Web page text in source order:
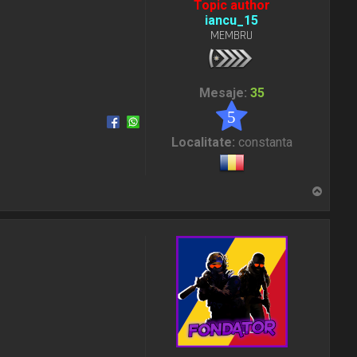
Topic author
iancu_15
MEMBRU
Mesaje: 35
5
Localitate: constanta